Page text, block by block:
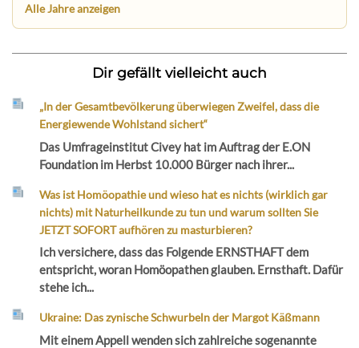
Alle Jahre anzeigen
Dir gefällt vielleicht auch
„In der Gesamtbevölkerung überwiegen Zweifel, dass die
Energiewende Wohlstand sichert“
Das Umfrageinstitut Civey hat im Auftrag der E.ON
Foundation im Herbst 10.000 Bürger nach ihrer...
Was ist Homöopathie und wieso hat es nichts (wirklich gar
nichts) mit Naturheilkunde zu tun und warum sollten Sie
JETZT SOFORT aufhören zu masturbieren?
Ich versichere, dass das Folgende ERNSTHAFT dem
entspricht, woran Homöopathen glauben. Ernsthaft. Dafür
stehe ich...
Ukraine: Das zynische Schwurbeln der Margot Käßmann
Mit einem Appell wenden sich zahlreiche sogenannte